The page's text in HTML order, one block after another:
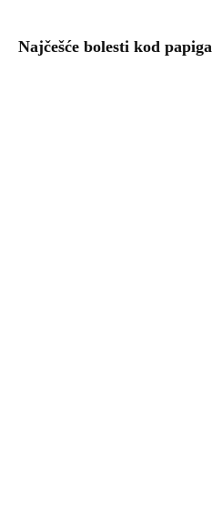
Najčešće bolesti kod papiga